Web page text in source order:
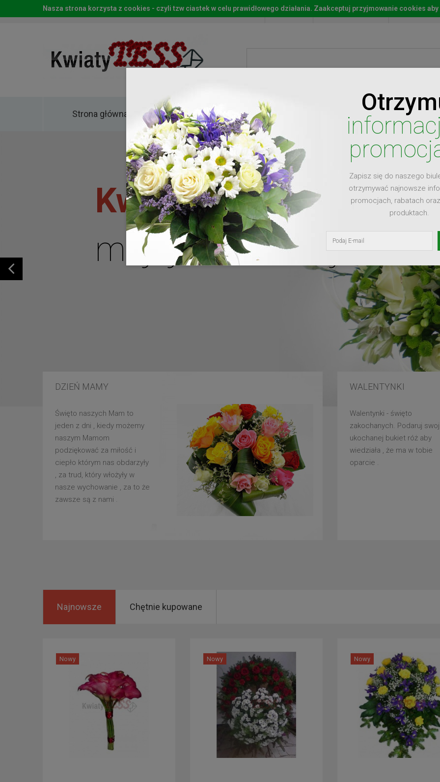
Start Moje konto Lista
Strona główna Kwiaty
Kwiaty dla
mojej ukochanej
DZIEŃ MAMY
Święto naszych Mam to
jeden z dni , kiedy możemy
naszym Mamom
podziękować za miłość i
ciepło którym nas obdarzyły
, za trud, który włożyły w
nasze wychowanie , za to że
zawsze są z nami .
WALENTYNKI
Walentynki - święto
zakochanych. Podaruj
ukochanej bukiet róż aby
wiedziała , że ma w tobie
oparcie .
Zapisz się do naszego
otrzymywać najnowsze
promocjach, rabatach
produktach.
Najnowsze Chętnie kupowane
Nowy Nowy Nowy
Nasza strona korzysta z cookies - czyli tzw ciastek w celu prawidłowego działania. Zaakceptuj przyjmowanie cookies